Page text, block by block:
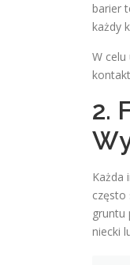
barier
każdy
W
2.
Każda
często
gruntu
niecki